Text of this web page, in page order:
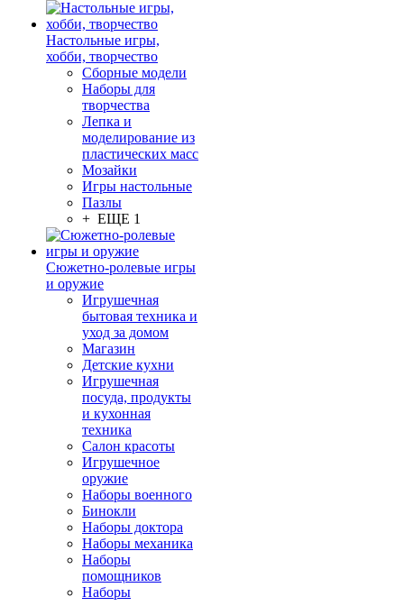
Настольные игры,
хобби, творчество
Сборные модели
Наборы для
творчества
Лепка и
моделирование из
пластических масс
Мозайки
Игры настольные
Пазлы
+ ЕЩЕ 1
Сюжетно-ролевые игры
и оружие
Игрушечная
бытовая техника и
уход за домом
Магазин
Детские кухни
Игрушечная
посуда, продукты
и кухонная
техника
Салон красоты
Игрушечное
оружие
Наборы военного
Бинокли
Наборы доктора
Наборы механика
Наборы
помощников
Наборы